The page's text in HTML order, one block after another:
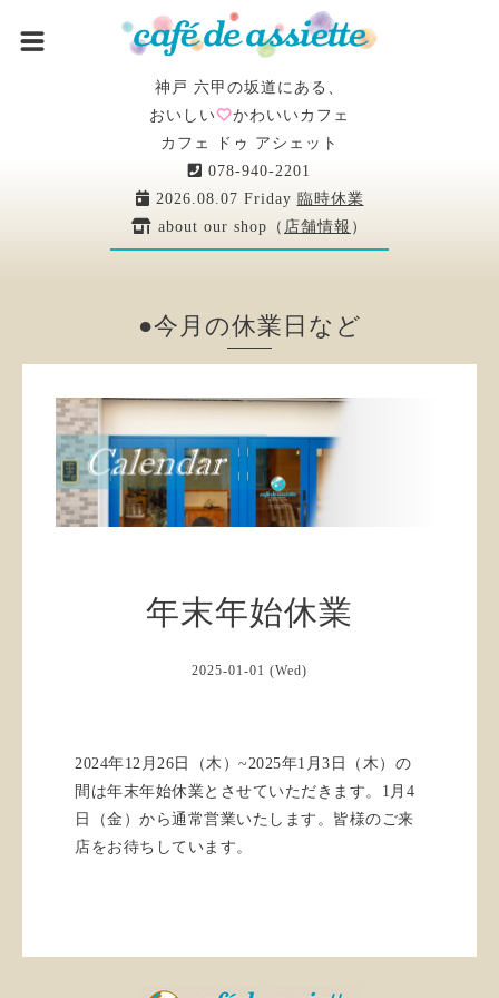
神戸 六甲の坂道にある、
おいしい
かわいいカフェ
カフェ ドゥ アシェット
078-940-2201
2026.08.07 Friday 臨時休業
about our shop（ 店舗情報 ）
●今月の休業日など
年末年始休業
2025-01-01 (Wed)
2024年12月26日（木）~2025年1月3日（木）の
間は年末年始休業とさせていただきます。1月4
日（金）から通常営業いたします。皆様のご来
店をお待ちしています。